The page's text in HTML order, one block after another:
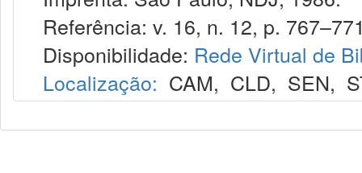
Referência: v. 16, n. 12, p.
Disponibilidade: Rede Virtual de
Localização: CAM, CLD, SEN,